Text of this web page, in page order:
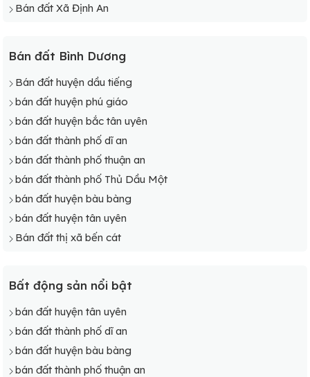
Bán đất Xã Định An
Bán đất Bình Dương
Bán đất huyện dầu tiếng
bán đất huyện phú giáo
bán đất huyện bắc tân uyên
bán đất thành phố dĩ an
bán đất thành phố thuận an
bán đất thành phố Thủ Dầu Một
bán đất huyện bàu bàng
bán đất huyện tân uyên
Bán đất thị xã bến cát
Bất động sản nổi bật
bán đất huyện tân uyên
bán đất thành phố dĩ an
bán đất huyện bàu bàng
bán đất thành phố thuận an